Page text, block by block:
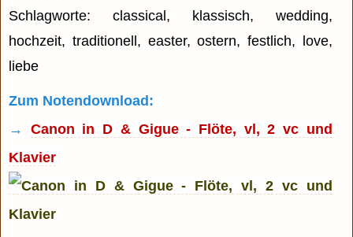
Schlagworte: classical, klassisch, wedding,
hochzeit, traditionell, easter, ostern, festlich, love,
liebe
Zum Notendownload:
→ Canon in D & Gigue - Flöte, vl, 2 vc und
Klavier